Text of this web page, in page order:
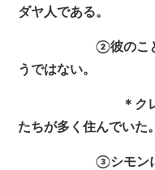
ダヤ人である。
②彼のことを黒
うではない。
＊クレネには
たちが多く住んでいた。
③シモンに関す